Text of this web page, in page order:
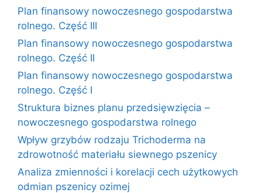
Plan finansowy nowoczesnego gospodarstwa
rolnego. Część III
Plan finansowy nowoczesnego gospodarstwa
rolnego. Część II
Plan finansowy nowoczesnego gospodarstwa
rolnego. Część I
Struktura biznes planu przedsięwzięcia –
nowoczesnego gospodarstwa rolnego
Wpływ grzybów rodzaju Trichoderma na
zdrowotność materiału siewnego pszenicy
Analiza zmienności i korelacji cech użytkowych
odmian pszenicy ozimej